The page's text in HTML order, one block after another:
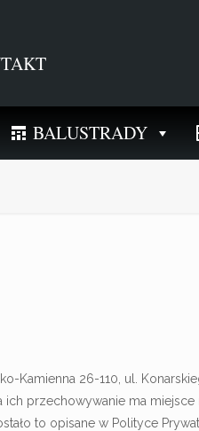
BALUSTRADY
26-110, ul.
przechowywanie ma miejsce
to opisane w Polityce